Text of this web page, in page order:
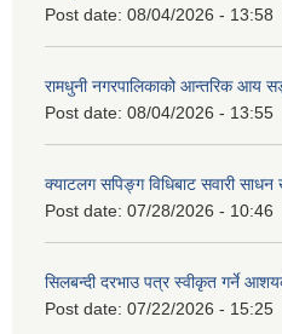
Post date: 08/04/2026 - 13:58
रामधुनी नगरपालिकाको आन्तरिक आय
Post date: 08/04/2026 - 13:55
क्याटलग सपिङ्ग विधिबाट सवारी साधन
Post date: 07/28/2026 - 10:46
सिलबन्दी दरभाउ पत्र स्वीकृत गर्ने
Post date: 07/22/2026 - 15:25